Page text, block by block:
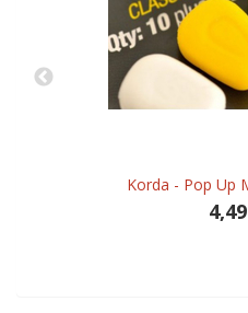
Korda - Pop Up